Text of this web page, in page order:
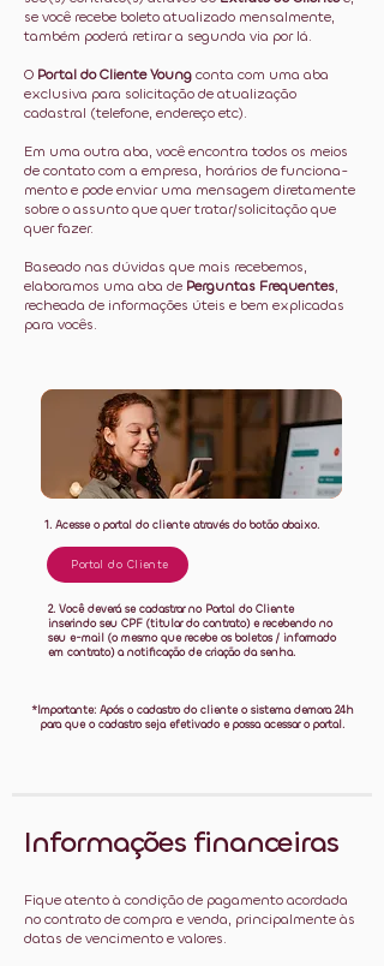
se você recebe boleto atualizado mensalmente,
também poderá retirar a segunda via por lá.
O Portal do Cliente Youngconta com uma aba
exclusiva para solicitação de atualização
cadastral (telefone, endereço etc).
Em uma outra aba, você encontra todos os meios
de contato com a empresa, horários de funciona­
mento e pode enviar uma mensagem diretamente
sobre o assunto que quer tratar/solicitação que
quer fazer.
Baseado nas dúvidas que mais recebemos,
elaboramos uma aba de Perguntas Frequentes,
recheada de informações úteis e bem explicadas
para vocês.
Portal do Cliente
1. Acesse o portal do cliente através do botão abaixo.
2. Você deverá se cadastrar no Portal do Cliente
inserindo seu CPF (titular do contrato) e recebendo no
seu e-mail (o mesmo que recebe os boletos / informado
em contrato) a notificação de criação da senha.
*Importante: Após o cadastro do cliente o sistema demora 24h
para que o cadastro seja efetivado e possa acessar o portal.
Informações financeiras
Fique atento à condição de pagamento acordada
no contrato de compra e venda, principalmente às
datas de vencimento e valores.